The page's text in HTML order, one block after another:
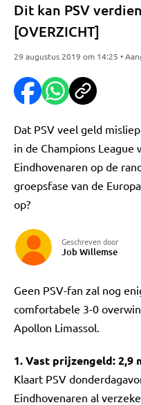
Dit kan PSV
[OVERZICHT]
29 augustus 2019 om 14:25 •
Dat PSV veel geld
in de Champions League
Eindhovenaren op de
groepsfase van de
op?
Geschreven door
Job Willemse
Geen PSV-fan zal nog
comfortabele 3-0
Apollon Limassol.
1. Vast prijzengeld: 2,9
Klaart PSV
Eindhovenaren al